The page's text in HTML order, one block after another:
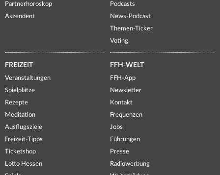
Partnerhoroskop
Aszendent
Podcasts
News-Podcast
Themen-Ticker
Voting
FREIZEIT
Veranstaltungen
Spielplätze
Rezepte
Meditation
Ausflugsziele
Freizeit-Tipps
Ticketshop
Lotto Hessen
FFH-WELT
FFH-App
Newsletter
Kontakt
Frequenzen
Jobs
Führungen
Presse
Radiowerbung